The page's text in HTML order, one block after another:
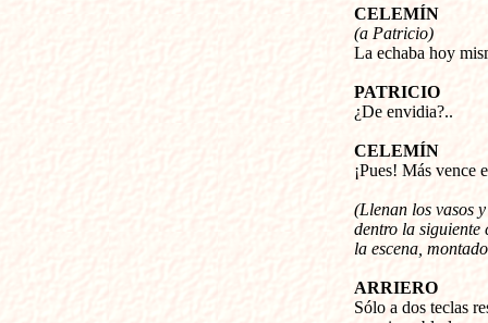
CELEMÍN
(a Patricio)
La echaba hoy
PATRICIO
¿De envidia?..
CELEMÍN
¡Pues! Más vence
(Llenan los vasos
dentro la siguiente
la escena,
ARRIERO
Sólo a dos teclas